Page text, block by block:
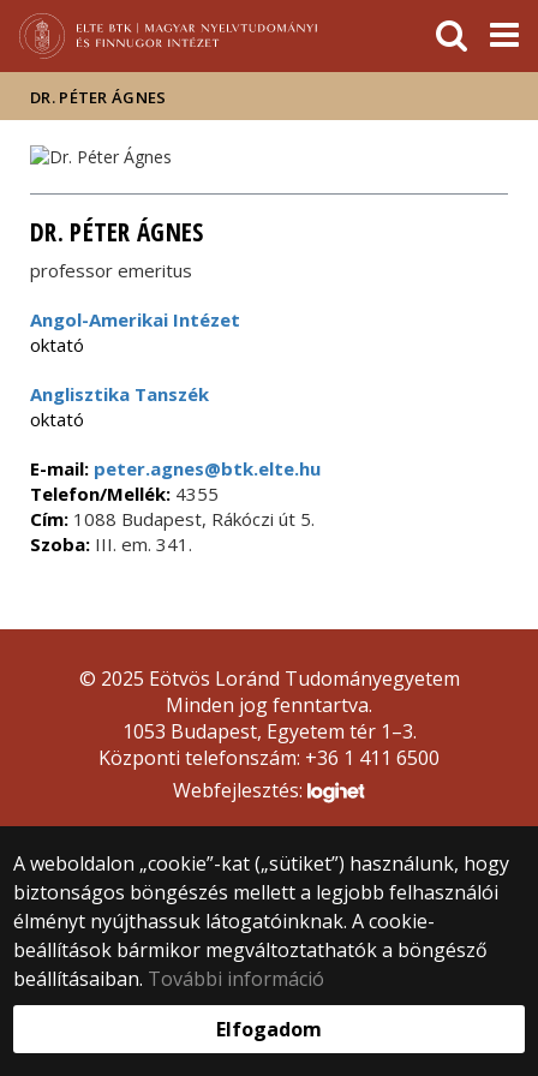
Hírek
Események
ELTE a
sajtóban
DR. PÉTER ÁGNES
DR. PÉTER ÁGNES
professor emeritus
Angol-Amerikai Intézet
oktató
Anglisztika Tanszék
oktató
E-mail: peter.agnes@btk.elte.hu
Telefon/Mellék: 4355
Cím: 1088 Budapest, Rákóczi út 5.
Szoba: III. em. 341.
A weboldalon „cookie”-kat („sütiket”) használunk, hogy
biztonságos böngészés mellett a legjobb felhasználói
élményt nyújthassuk látogatóinknak. A cookie-
beállítások bármikor megváltoztathatók a böngésző
beállításaiban. További információ
Elfogadom
© 2025 Eötvös Loránd Tudományegyetem
Minden jog fenntartva.
1053 Budapest, Egyetem tér 1–3.
Központi telefonszám: +36 1 411 6500
Webfejlesztés: